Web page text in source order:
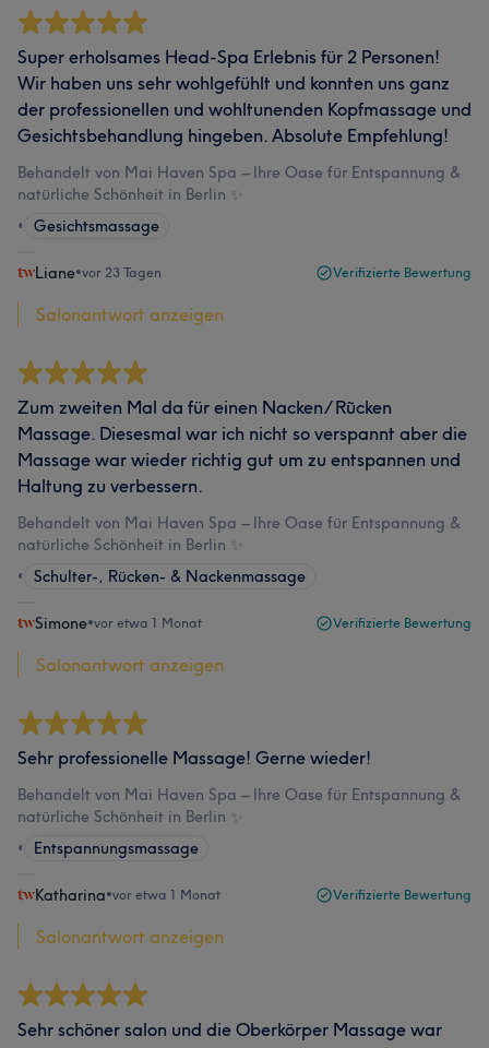
Super erholsames Head-Spa Erlebnis für 2 Personen!
Wir haben uns sehr wohlgefühlt und konnten uns ganz
der professionellen und wohltunenden Kopfmassage und
Gesichtsbehandlung hingeben. Absolute Empfehlung!
Behandelt von Mai Haven Spa – Ihre Oase für Entspannung &
natürliche Schönheit in Berlin ✨
•
Gesichtsmassage
Liane•vor 23 Tagen Verifizierte Bewertung
Salonantwort anzeigen
Zum zweiten Mal da für einen Nacken/ Rũcken
Massage. Diesesmal war ich nicht so verspannt aber die
Massage war wieder richtig gut um zu entspannen und
Haltung zu verbessern.
Behandelt von Mai Haven Spa – Ihre Oase für Entspannung &
natürliche Schönheit in Berlin ✨
•
Schulter-, Rücken- & Nackenmassage
Simone•vor etwa 1 Monat Verifizierte Bewertung
Salonantwort anzeigen
Sehr professionelle Massage! Gerne wieder!
Behandelt von Mai Haven Spa – Ihre Oase für Entspannung &
natürliche Schönheit in Berlin ✨
•
Entspannungsmassage
Katharina•vor etwa 1 Monat Verifizierte Bewertung
Salonantwort anzeigen
Sehr schöner salon und die Oberkörper Massage war